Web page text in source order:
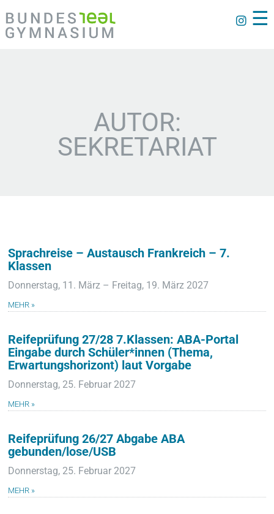
☰
AUTOR:
SEKRETARIAT
Sprachreise – Austausch Frankreich – 7.
Klassen
Donnerstag, 11. März – Freitag, 19. März 2027
MEHR »
Reifeprüfung 27/28 7.Klassen: ABA-Portal
Eingabe durch Schüler*innen (Thema,
Erwartungshorizont) laut Vorgabe
Donnerstag, 25. Februar 2027
MEHR »
Reifeprüfung 26/27 Abgabe ABA
gebunden/lose/USB
Donnerstag, 25. Februar 2027
MEHR »